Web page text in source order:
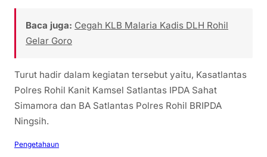
Baca juga: Cegah KLB Malaria Kadis DLH Rohil
Gelar Goro
Turut hadir dalam kegiatan tersebut yaitu, Kasatlantas
Polres Rohil Kanit Kamsel Satlantas IPDA Sahat
Simamora dan BA Satlantas Polres Rohil BRIPDA
Ningsih.
Pengetahaun